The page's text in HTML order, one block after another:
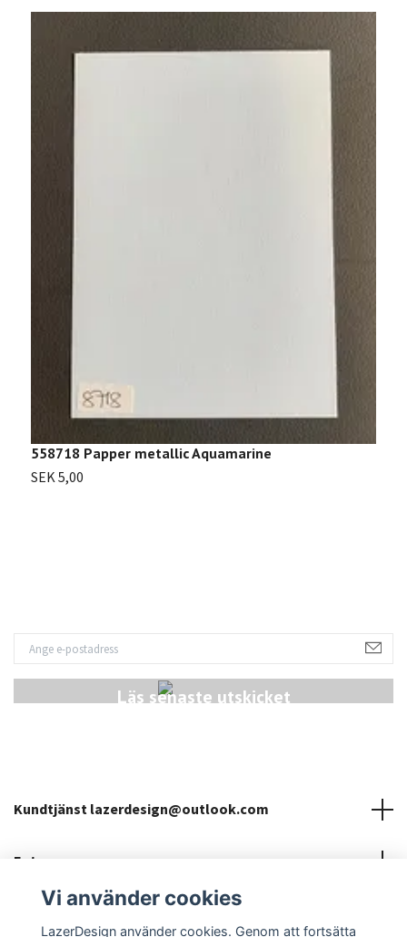
Läs senaste utskicket
558718 Papper metallic Aquamarine
SEK 5,00
Kundtjänst lazerdesign@outlook.com
Fotmeny
Vi använder cookies
LazerDesign använder cookies. Genom att fortsätta